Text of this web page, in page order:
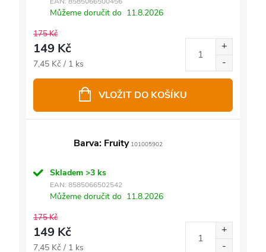
Můžeme doručit do 11.8.2026
175 Kč
149 Kč
Měrná
cena:
7,45 Kč / 1 ks
VLOŽIT DO KOŠÍKU
Barva: Fruity101005902
Skladem >3 ks
EAN: 8585066502542
Můžeme doručit do 11.8.2026
175 Kč
149 Kč
Měrná
7,45 Kč / 1 ks